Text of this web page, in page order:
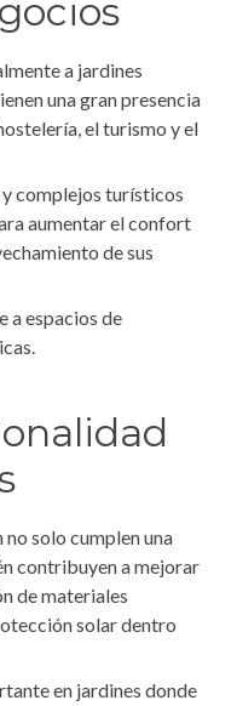
a jardines
una gran presencia
el turismo y el
complejos turísticos
aumentar el confort
de sus
a espacios de
solo cumplen una
contribuyen a mejorar
de materiales
solar dentro
en jardines donde